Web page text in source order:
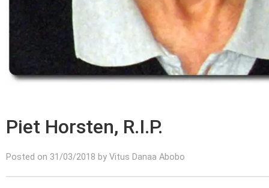
Piet Horsten, R.I.P.
Posted on 31/03/2018 by Vitus Danaa Abobo